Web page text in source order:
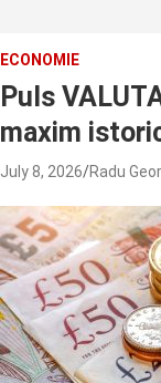
ECONOMIE
Puls
maxim
July 8, 2026 Radu